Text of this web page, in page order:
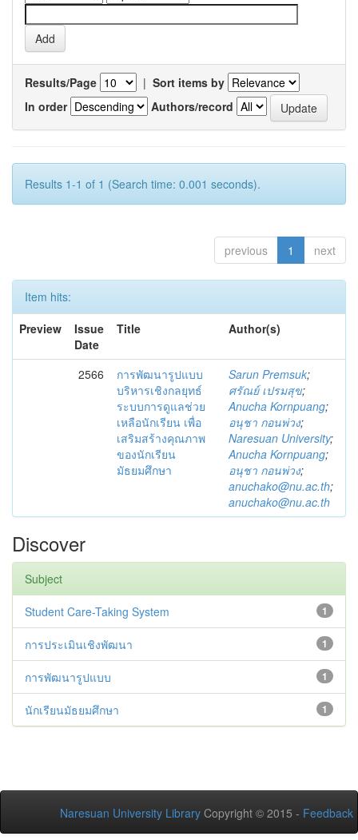
Results/Page | Sort items by
In order
Authors/record
Results 1-1 of 1 (Search time: 0.001 seconds).
previous 1 next
Item hits:
Preview
Issue
Date
Title Author(s)
2566
การพัฒนารูปแบบ
บริหารเชิงกลยุทธ์
ระบบการดูแลช่วย
เหลือนักเรียน เพื่อ
เสริมสร้างคุณภาพ
ของนักเรียน
มัธยมศึกษา
Sarun Premsuk;
ศรัณย์ เปรมสุข;
Anucha Kornpuang;
อนุชา กอนพ่วง;
Naresuan University;
Anucha Kornpuang;
อนุชา กอนพ่วง;
anuchako@nu.ac.th;
anuchako@nu.ac.th
Discover
Subject
1
Student Care-Taking System
1
การประเมินเชิงพัฒนา
1
การพัฒนารูปแบบ
1
นักเรียนมัธยมศึกษา
Naresuan University Library Copyright © 2015 - Feedback